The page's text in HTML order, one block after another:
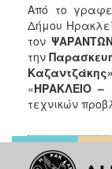
2017
2016
2015
2013
2012
2011
2010
Από το
Δήμου
τον
την
«ΗΡΑΚΛΕΙΟ –
τεχνικών